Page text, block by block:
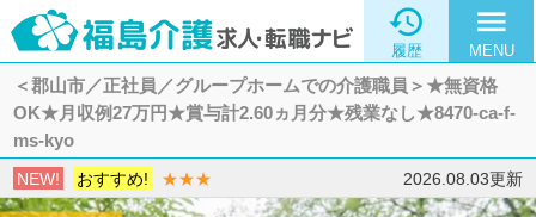

履歴
menu
MENU
＜郡山市／正社員／グループホームでの介護職員＞★無資格
OK★月収例27万円★賞与計2.60ヵ月分★残業なし★8470-ca-f-
ms-kyo
NEW! おすすめ! ★★★ 2026.08.03更新